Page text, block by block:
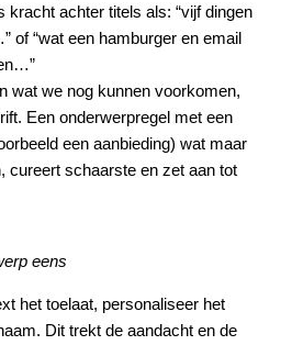
kracht achter titels als: “vijf dingen
of “wat een hamburger en email
wat we nog kunnen voorkomen,
Een onderwerpregel met een
een aanbieding) wat maar
cureert schaarste en zet aan tot
eens
het toelaat, personaliseer het
Dit trekt de aandacht en de